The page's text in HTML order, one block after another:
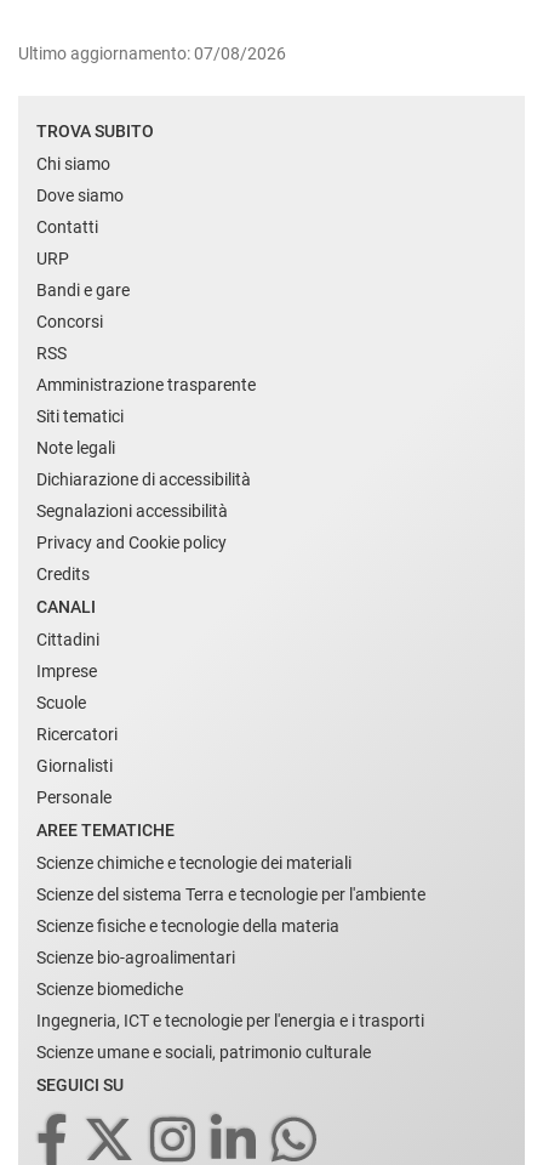
Ultimo aggiornamento: 07/08/2026
TROVA SUBITO
Chi siamo
Dove siamo
Contatti
URP
Bandi e gare
Concorsi
RSS
Amministrazione trasparente
Siti tematici
Note legali
Dichiarazione di accessibilità
Segnalazioni accessibilità
Privacy and Cookie policy
Credits
CANALI
Cittadini
Imprese
Scuole
Ricercatori
Giornalisti
Personale
AREE TEMATICHE
Scienze chimiche e tecnologie dei materiali
Scienze del sistema Terra e tecnologie per l'ambiente
Scienze fisiche e tecnologie della materia
Scienze bio-agroalimentari
Scienze biomediche
Ingegneria, ICT e tecnologie per l'energia e i trasporti
Scienze umane e sociali, patrimonio culturale
SEGUICI SU